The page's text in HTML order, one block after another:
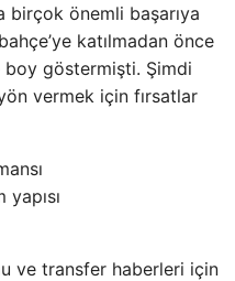
birçok önemli başarıya
katılmadan önce
boy göstermişti. Şimdi
vermek için fırsatlar
ve transfer haberleri için